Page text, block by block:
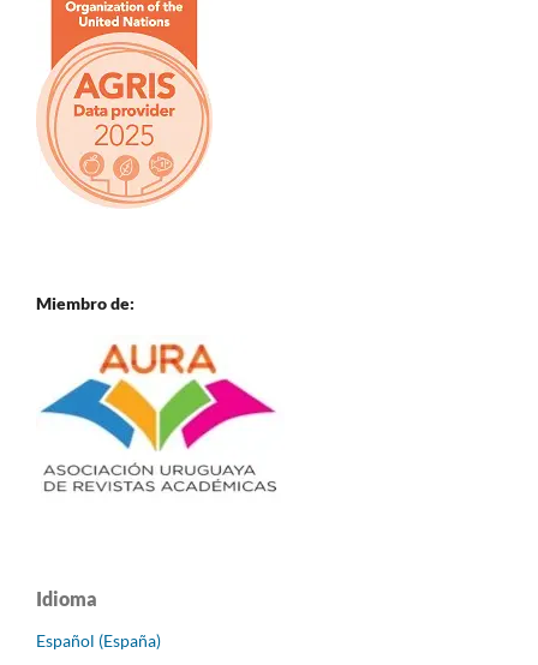
Miembro de:
Idioma
Español (España)